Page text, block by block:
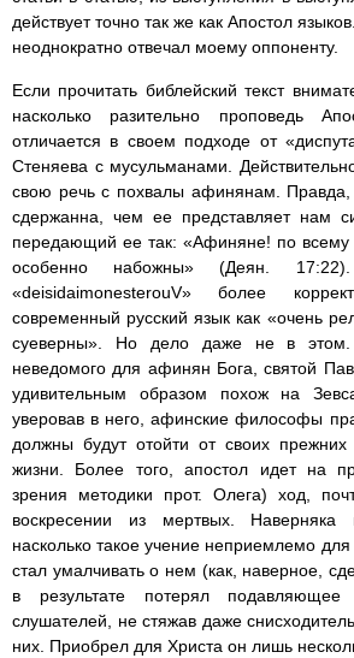
действует точно так же как Апостол
неоднократно отвечал моему оппоненту.
Если прочитать библейский текст
насколько разительно проповедь
отличается в своем подходе от
Стеняева с мусульманами.
свою речь с похвалы афинянам. Правда,
сдержанна, чем ее представляет нам
передающий ее так: «Афиняне! по всему
особенно набожны» (Деян.
«deisidaimonesterouV» более
современный русский язык как «очень
суеверны». Но дело даже не в этом.
неведомого для афинян Бога, святой
удивительным образом похож на
уверовав в него, афинские философы
должны будут отойти от своих
жизни. Более того, апостол идет на
зрения методики прот. Олега) ход,
воскресении из мертвых. Наверняка
насколько такое учение неприемлемо для
стал умалчивать о нем (как, наверное,
в результате потерял подавляющее
слушателей, не стяжав даже
них. Приобрел для Христа он лишь